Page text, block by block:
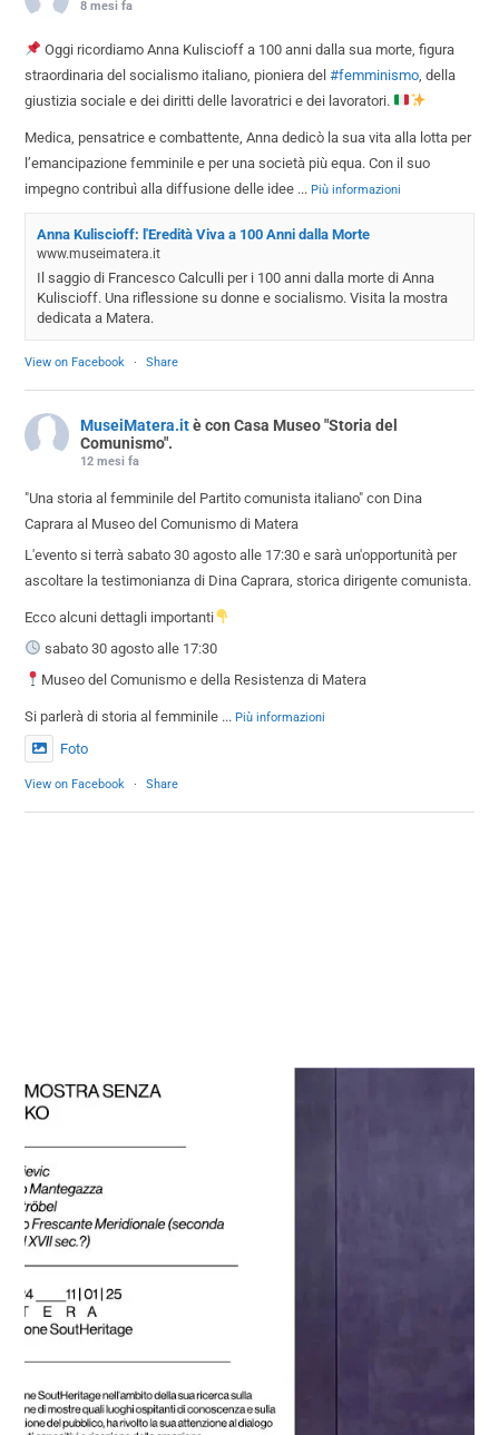
8 mesi fa
Oggi ricordiamo Anna Kuliscioff a 100 anni dalla sua morte, figura
straordinaria del socialismo italiano, pioniera del#femminismo , della
giustizia sociale e dei diritti delle lavoratrici e dei lavoratori.
Medica, pensatrice e combattente, Anna dedicò la sua vita alla lotta per
l’emancipazione femminile e per una società più equa. Con il suo
impegno contribuì alla diffusione delle idee ... Più informazioni
Anna Kuliscioff: l'Eredità Viva a 100 Anni dalla Morte
www.museimatera.it
Il saggio di Francesco Calculli per i 100 anni dalla morte di Anna
Kuliscioff. Una riflessione su donne e socialismo. Visita la mostra
dedicata a Matera.
View on Facebook · Share
MuseiMatera.it è con Casa Museo "Storia del
Comunismo".
12 mesi fa
"Una storia al femminile del Partito comunista italiano" con Dina
Caprara al Museo del Comunismo di Matera
L'evento si terrà sabato 30 agosto alle 17:30 e sarà un'opportunità per
ascoltare la testimonianza di Dina Caprara, storica dirigente comunista.
Ecco alcuni dettagli importanti
sabato 30 agosto alle 17:30
Museo del Comunismo e della Resistenza di Matera
Si parlerà di storia al femminile ... Più informazioni
Foto
View on Facebook · Share